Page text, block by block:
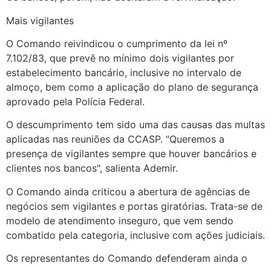
Mais vigilantes
O Comando reivindicou o cumprimento da lei nº
7.102/83, que prevê no mínimo dois vigilantes por
estabelecimento bancário, inclusive no intervalo de
almoço, bem como a aplicação do plano de segurança
aprovado pela Polícia Federal.
O descumprimento tem sido uma das causas das multas
aplicadas nas reuniões da CCASP. "Queremos a
presença de vigilantes sempre que houver bancários e
clientes nos bancos", salienta Ademir.
O Comando ainda criticou a abertura de agências de
negócios sem vigilantes e portas giratórias. Trata-se de
modelo de atendimento inseguro, que vem sendo
combatido pela categoria, inclusive com ações judiciais.
Os representantes do Comando defenderam ainda o